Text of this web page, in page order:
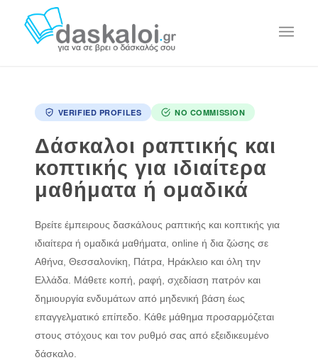
VERIFIED PROFILES NO COMMISSION
Δάσκαλοι ραπτικής και
κοπτικής για ιδιαίτερα
μαθήματα ή ομαδικά
Βρείτε έμπειρους δασκάλους ραπτικής και κοπτικής για
ιδιαίτερα ή ομαδικά μαθήματα, online ή δια ζώσης σε
Αθήνα, Θεσσαλονίκη, Πάτρα, Ηράκλειο και όλη την
Ελλάδα. Μάθετε κοπή, ραφή, σχεδίαση πατρόν και
δημιουργία ενδυμάτων από μηδενική βάση έως
επαγγελματικό επίπεδο. Κάθε μάθημα προσαρμόζεται
στους στόχους και τον ρυθμό σας από εξειδικευμένο
δάσκαλο.